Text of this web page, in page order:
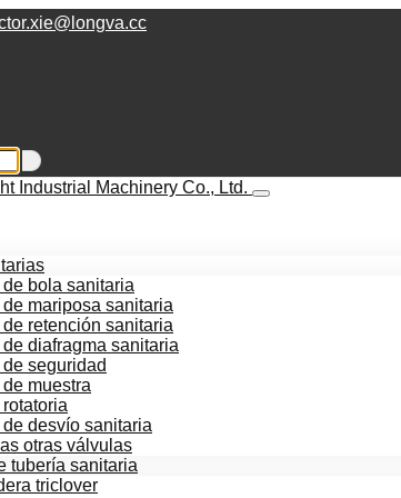
bola sanitaria
mariposa sanitaria
retención sanitaria
diafragma sanitaria
seguridad
muestra
desvío sanitaria
otras válvulas
tubería sanitaria
triclover